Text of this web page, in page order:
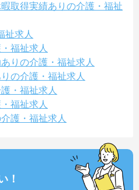
取得実績ありの介護・福祉
祉求人
福祉求人
りの介護・福祉求人
の介護・福祉求人
・福祉求人
福祉求人
護・福祉求人
！